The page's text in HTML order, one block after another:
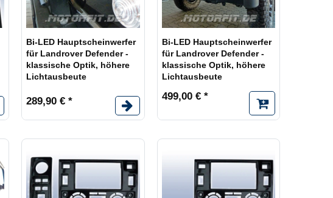
länger
Bi-LED Hauptscheinwerfer
für Landrover Defender -
klassische Optik, höhere
Lichtausbeute
289,90 € *
Bi-LED Hauptscheinwerfer
für Landrover Defender -
klassische Optik, höhere
Lichtausbeute
499,00 € *